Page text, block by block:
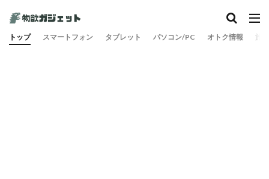
トップ スマートフォン タブレット パソコン/PC オトク情報 旅